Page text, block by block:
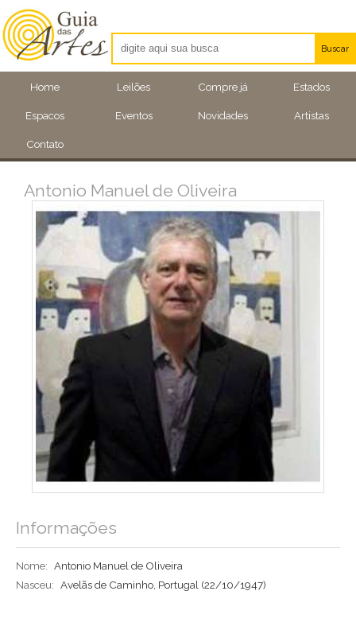
Home Leilões Compre já Estados
Espacos Eventos Novidades Artistas
Contato
Buscar
Artistas
Eventos
Antonio Manuel de Oliveira
Informações
Nome: Antonio Manuel de Oliveira
Nasceu: Avelãs de Caminho, Portugal (22/10/1947)